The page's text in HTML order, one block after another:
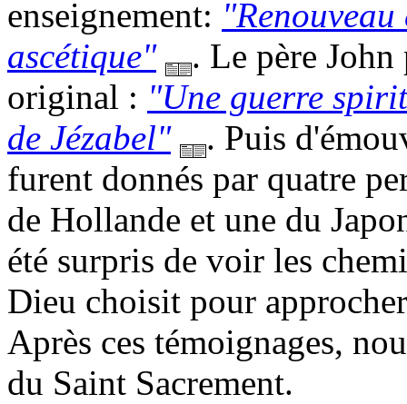
enseignement: "Renouveau
ascétique"
. Le père John
original : "Une guerre
de Jézabel"
. Puis
furent donnés par quatre
de Hollande et une du
été surpris de voir les
Dieu choisit pour
Après ces témoignages,
du Saint Sacrement.